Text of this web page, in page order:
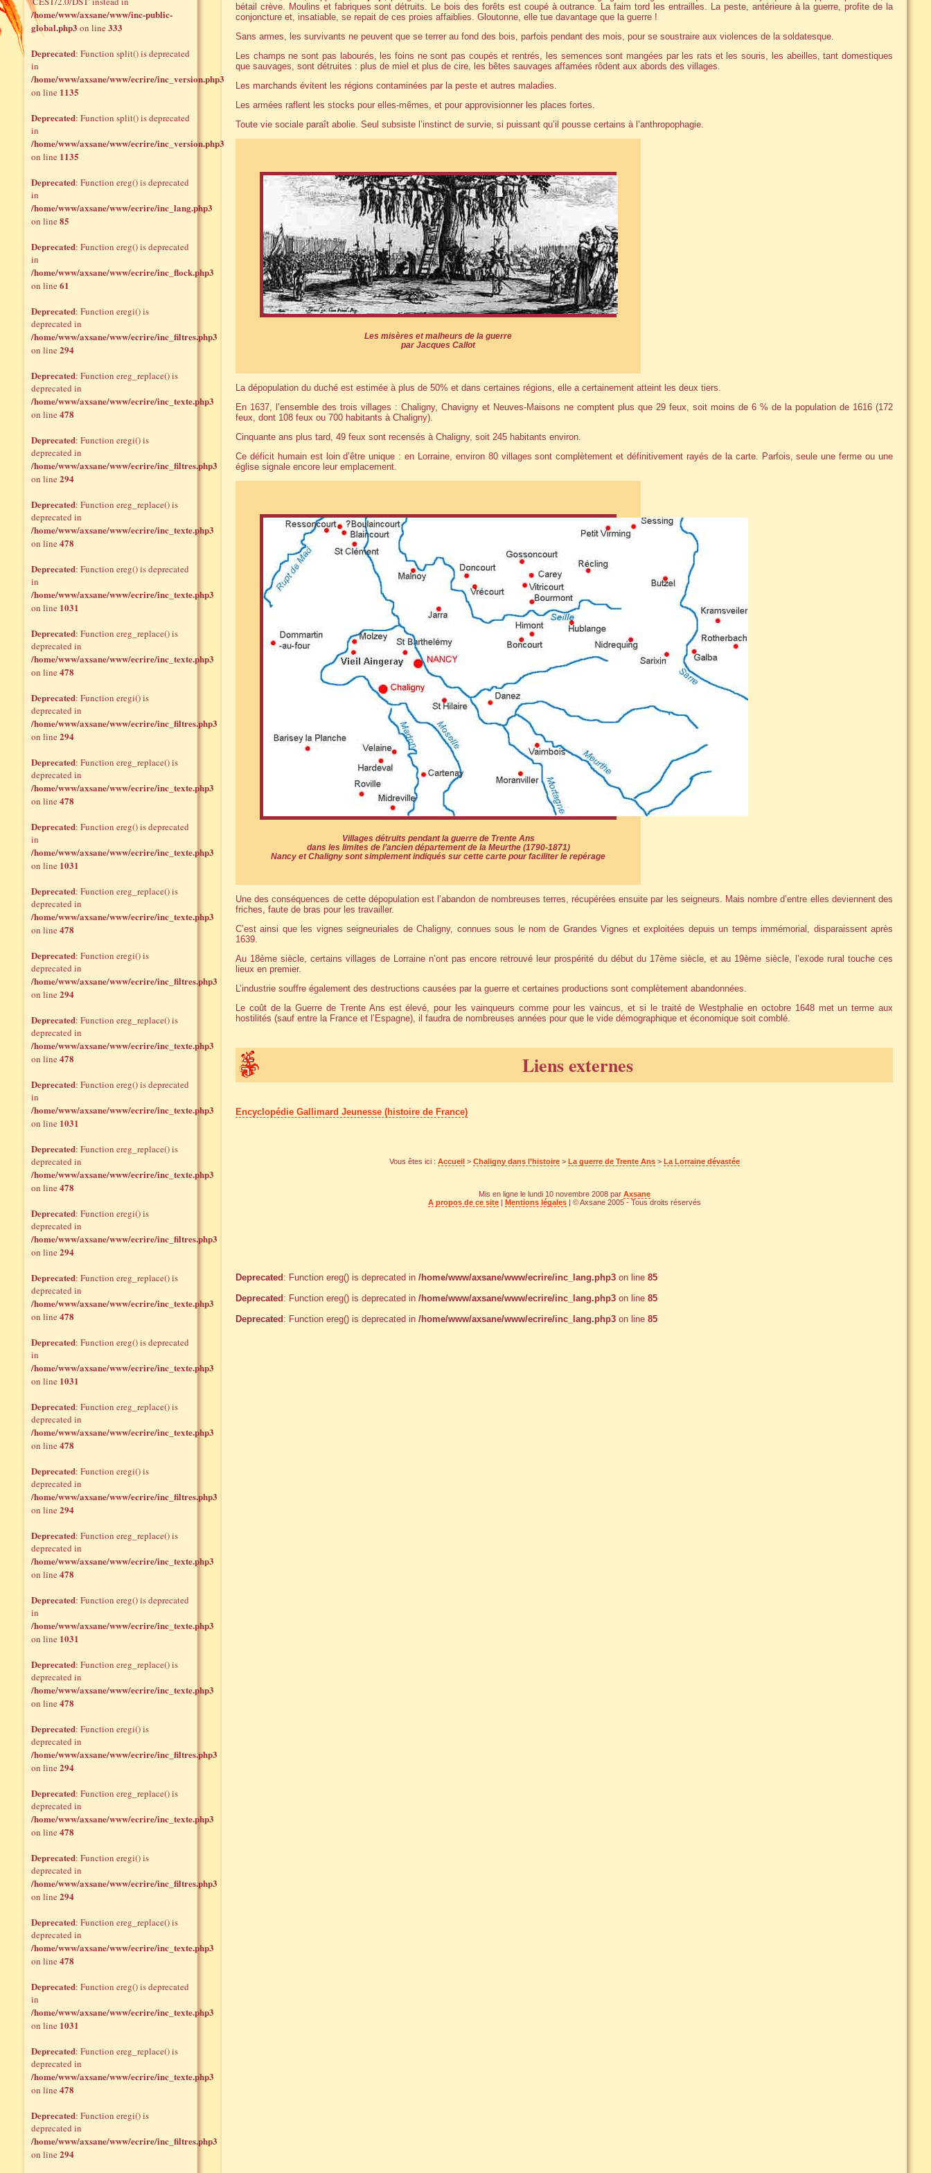
bétail crève. Moulins et fabriques sont détruits. Le bois des forêts est coupé à outrance. La faim tord les entrailles. La peste, antérieure à la guerre, profite de la
conjoncture et, insatiable, se repait de ces proies affaiblies. Gloutonne, elle tue davantage que la guerre !
Sans armes, les survivants ne peuvent que se terrer au fond des bois, parfois pendant des mois, pour se soustraire aux violences de la soldatesque.
Les champs ne sont pas labourés, les foins ne sont pas coupés et rentrés, les semences sont mangées par les rats et les souris, les abeilles, tant domestiques
que sauvages, sont détruites : plus de miel et plus de cire, les bêtes sauvages affamées rôdent aux abords des villages.
Les marchands évitent les régions contaminées par la peste et autres maladies.
Les armées raflent les stocks pour elles-mêmes, et pour approvisionner les places fortes.
Toute vie sociale paraît abolie. Seul subsiste l’instinct de survie, si puissant qu’il pousse certains à l’anthropophagie.
Les misères et malheurs de la guerre
par Jacques Callot
La dépopulation du duché est estimée à plus de 50% et dans certaines régions, elle a certainement atteint les deux tiers.
En 1637, l’ensemble des trois villages : Chaligny, Chavigny et Neuves-Maisons ne comptent plus que 29 feux, soit moins de 6 % de la population de 1616 (172
feux, dont 108 feux ou 700 habitants à Chaligny).
Cinquante ans plus tard, 49 feux sont recensés à Chaligny, soit 245 habitants environ.
Ce déficit humain est loin d’être unique : en Lorraine, environ 80 villages sont complètement et définitivement rayés de la carte. Parfois, seule une ferme ou une
église signale encore leur emplacement.
Villages détruits pendant la guerre de Trente Ans
dans les limites de l’ancien département de la Meurthe (1790-1871)
Nancy et Chaligny sont simplement indiqués sur cette carte pour faciliter le repérage
Une des conséquences de cette dépopulation est l’abandon de nombreuses terres, récupérées ensuite par les seigneurs. Mais nombre d’entre elles deviennent des
friches, faute de bras pour les travailler.
C’est ainsi que les vignes seigneuriales de Chaligny, connues sous le nom de Grandes Vignes et exploitées depuis un temps immémorial, disparaissent après
1639.
Au 18ème siècle, certains villages de Lorraine n’ont pas encore retrouvé leur prospérité du début du 17ème siècle, et au 19ème siècle, l’exode rural touche ces
lieux en premier.
L’industrie souffre également des destructions causées par la guerre et certaines productions sont complètement abandonnées.
Le coût de la Guerre de Trente Ans est élevé, pour les vainqueurs comme pour les vaincus, et si le traité de Westphalie en octobre 1648 met un terme aux
hostilités (sauf entre la France et l’Espagne), il faudra de nombreuses années pour que le vide démographique et économique soit comblé.
Liens externes
Encyclopédie Gallimard Jeunesse (histoire de France)
Vous êtes ici : Accueil> Chaligny dans l’histoire> La guerre de Trente Ans> La Lorraine dévastée
Mis en ligne le lundi 10 novembre 2008 par Axsane
A propos de ce site| Mentions légales| © Axsane 2005 - Tous droits réservés
Deprecated : Function ereg() is deprecated in /home/www/axsane/www/ecrire/inc_lang.php3 on line 85
Deprecated : Function ereg() is deprecated in /home/www/axsane/www/ecrire/inc_lang.php3 on line 85
Deprecated : Function ereg() is deprecated in /home/www/axsane/www/ecrire/inc_lang.php3 on line 85
/home/www/axsane/www/inc-public-
global.php3 on line333
Deprecated: Function split() is deprecated
in
/home/www/axsane/www/ecrire/inc_version.php3
on line 1135
Deprecated: Function split() is deprecated
in
/home/www/axsane/www/ecrire/inc_version.php3
on line 1135
Deprecated: Function ereg() is deprecated
in
/home/www/axsane/www/ecrire/inc_lang.php3
on line85
Deprecated: Function ereg() is deprecated
in
/home/www/axsane/www/ecrire/inc_flock.php3
on line61
Deprecated: Function eregi() is
deprecated in
/home/www/axsane/www/ecrire/inc_filtres.php3
on line294
Deprecated: Function ereg_replace() is
deprecated in
/home/www/axsane/www/ecrire/inc_texte.php3
on line478
Deprecated: Function eregi() is
deprecated in
/home/www/axsane/www/ecrire/inc_filtres.php3
on line294
Deprecated: Function ereg_replace() is
deprecated in
/home/www/axsane/www/ecrire/inc_texte.php3
on line478
Deprecated: Function ereg() is deprecated
in
/home/www/axsane/www/ecrire/inc_texte.php3
on line 1031
Deprecated: Function ereg_replace() is
deprecated in
/home/www/axsane/www/ecrire/inc_texte.php3
on line478
Deprecated: Function eregi() is
deprecated in
/home/www/axsane/www/ecrire/inc_filtres.php3
on line294
Deprecated: Function ereg_replace() is
deprecated in
/home/www/axsane/www/ecrire/inc_texte.php3
on line478
Deprecated: Function ereg() is deprecated
in
/home/www/axsane/www/ecrire/inc_texte.php3
on line 1031
Deprecated: Function ereg_replace() is
deprecated in
/home/www/axsane/www/ecrire/inc_texte.php3
on line478
Deprecated: Function eregi() is
deprecated in
/home/www/axsane/www/ecrire/inc_filtres.php3
on line294
Deprecated: Function ereg_replace() is
deprecated in
/home/www/axsane/www/ecrire/inc_texte.php3
on line478
Deprecated: Function ereg() is deprecated
in
/home/www/axsane/www/ecrire/inc_texte.php3
on line 1031
Deprecated: Function ereg_replace() is
deprecated in
/home/www/axsane/www/ecrire/inc_texte.php3
on line478
Deprecated: Function eregi() is
deprecated in
/home/www/axsane/www/ecrire/inc_filtres.php3
on line294
Deprecated: Function ereg_replace() is
deprecated in
/home/www/axsane/www/ecrire/inc_texte.php3
on line478
Deprecated: Function ereg() is deprecated
in
/home/www/axsane/www/ecrire/inc_texte.php3
on line 1031
Deprecated: Function ereg_replace() is
deprecated in
/home/www/axsane/www/ecrire/inc_texte.php3
on line478
Deprecated: Function eregi() is
deprecated in
/home/www/axsane/www/ecrire/inc_filtres.php3
on line294
Deprecated: Function ereg_replace() is
deprecated in
/home/www/axsane/www/ecrire/inc_texte.php3
on line478
Deprecated: Function ereg() is deprecated
in
/home/www/axsane/www/ecrire/inc_texte.php3
on line 1031
Deprecated: Function ereg_replace() is
deprecated in
/home/www/axsane/www/ecrire/inc_texte.php3
on line478
Deprecated: Function eregi() is
deprecated in
/home/www/axsane/www/ecrire/inc_filtres.php3
on line294
Deprecated: Function ereg_replace() is
deprecated in
/home/www/axsane/www/ecrire/inc_texte.php3
on line478
Deprecated: Function eregi() is
deprecated in
/home/www/axsane/www/ecrire/inc_filtres.php3
on line294
Deprecated: Function ereg_replace() is
deprecated in
/home/www/axsane/www/ecrire/inc_texte.php3
on line478
Deprecated: Function ereg() is deprecated
in
/home/www/axsane/www/ecrire/inc_texte.php3
on line 1031
Deprecated: Function ereg_replace() is
deprecated in
/home/www/axsane/www/ecrire/inc_texte.php3
on line478
Deprecated: Function eregi() is
deprecated in
/home/www/axsane/www/ecrire/inc_filtres.php3
on line294